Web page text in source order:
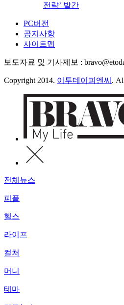
전략’ 발간
PC버전
공지사항
사이트맵
보도자료 및 기사제보 :
Copyright 2014. 이투데이피엔씨 .
전체뉴스
피플
헬스
라이프
컬처
머니
테마